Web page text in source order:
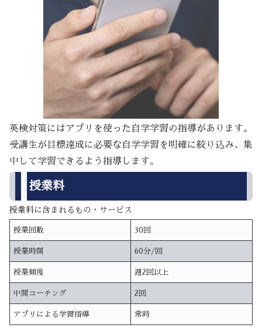
英検対策にはアプリを使った自学学習の指導があります。
受講生が目標達成に必要な自学学習を明確に絞り込み、集
中して学習できるよう指導します。
授業料
授業料に含まれるもの・サービス
授業回数 30回
授業時間 60分/回
授業頻度 週2回以上
中間コーチング 2回
アプリによる学習指導 常時